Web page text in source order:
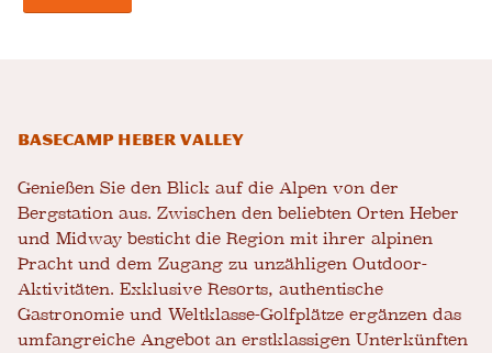
Basecamp Heber Valley
Genießen Sie den Blick auf die Alpen von der
Bergstation aus. Zwischen den beliebten Orten Heber
und Midway besticht die Region mit ihrer alpinen
Pracht und dem Zugang zu unzähligen Outdoor-
Aktivitäten. Exklusive Resorts, authentische
Gastronomie und Weltklasse-Golfplätze ergänzen das
umfangreiche Angebot an erstklassigen Unterkünften